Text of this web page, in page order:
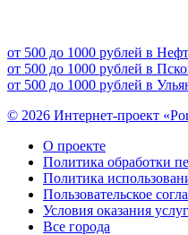
от 500 до 1000 рублей в
от 500 до 1000 рублей в
от 500 до 1000 рублей в
© 2026 Интернет-проект
О проекте
Политика обработки
Политика
Пользовательское
Условия оказания услуг
Все города